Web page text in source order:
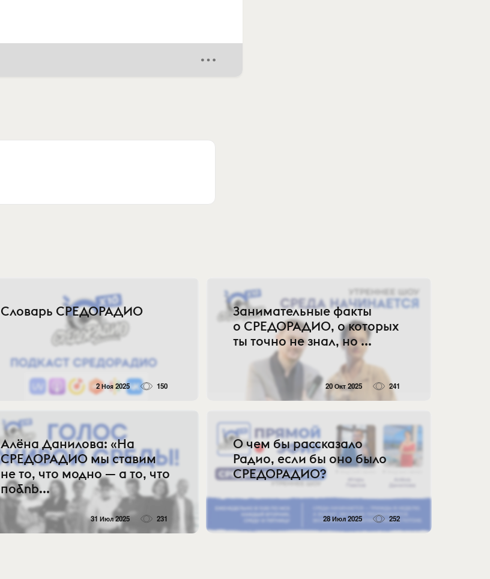
Словарь СРЕДОРАДИО
2 Ноя 2025 150
Занимательные факты
о СРЕДОРАДИО, о которых
ты точно не знал, но ...
20 Окт 2025 241
Алёна Данилова: «На
СРЕДОРАДИО мы ставим
не то, что модно — а то, что
по&nb...
31 Июл 2025 231
О чем бы рассказало
Радио, если бы оно было
СРЕДОРАДИО?
28 Июл 2025 252